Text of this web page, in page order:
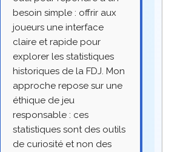
besoin simple : offrir aux
joueurs une interface
claire et rapide pour
explorer les statistiques
historiques de la FDJ. Mon
approche repose sur une
éthique de jeu
responsable : ces
statistiques sont des outils
de curiosité et non des